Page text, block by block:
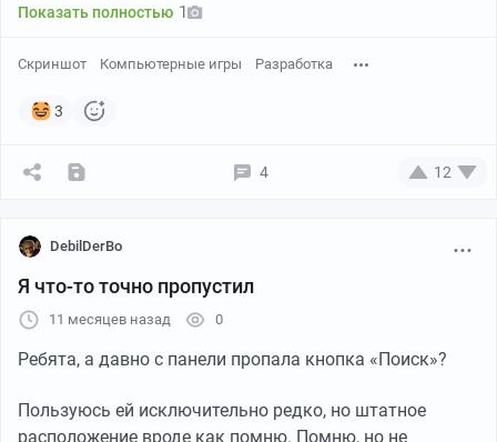
Показать полностью 1
Скриншот Компьютерные игры Разработка
3
4 12
DebilDerBo
Я что-то точно пропустил
11 месяцев назад 0
Ребята, а давно с панели пропала кнопка «Поиск»?
Пользуюсь ей исключительно редко, но штатное
расположение вроде как помню. Помню, но не